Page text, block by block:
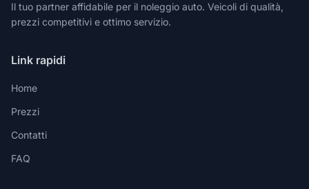
Il tuo partner affidabile per il noleggio auto. Veicoli di qualità,
prezzi competitivi e ottimo servizio.
Link rapidi
Home
Prezzi
Contatti
FAQ